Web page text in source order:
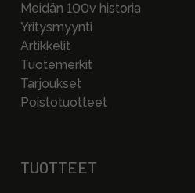
Meidän 100v historia
Yritysmyynti
Artikkelit
Tuotemerkit
Tarjoukset
Poistotuotteet
TUOTTEET